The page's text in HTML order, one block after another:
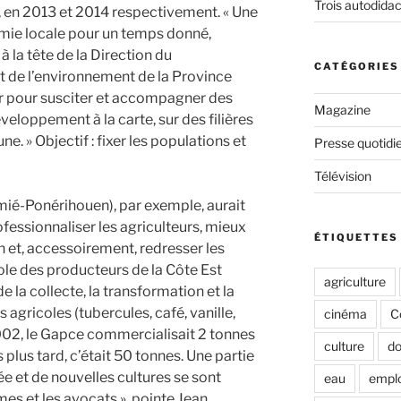
2013 et 2014 respectivement. « Une
locale pour un temps donné,
la tête de la Direction du
l’environnement de la Province
pour susciter et accompagner des
à la carte, sur des filières
» Objectif : fixer les populations et
Ponérihouen), par exemple, aurait
les agriculteurs, mieux
accessoirement, redresser les
des producteurs de la Côte Est
la collecte, la transformation et la
(tubercules, café, vanille,
le Gapce commercialisait 2 tonnes
tard, c’était 50 tonnes. Une partie
et de nouvelles cultures se sont
Trois
CATÉGORIES
Magazine
Presse
Télévision
ÉTIQUETTES
agriculture
cinéma
culture
eau